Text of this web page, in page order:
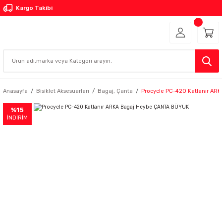
Kargo Takibi
Anasayfa Bisiklet Aksesuarları Bagaj, Çanta Procycle PC-420 Katlanır
%15
İNDİRİM